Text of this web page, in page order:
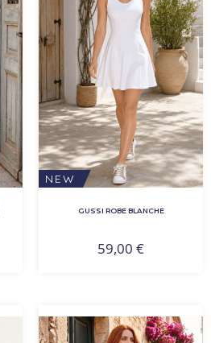
NEW
GUSSI ROBE BLANCHE
59,00 €